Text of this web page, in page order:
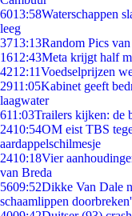
6013:58Waterschappen
leeg
3713:13Random Pics
1612:43Meta krijgt half
4212:11Voedselprijzen
2911:05Kabinet geeft
laagwater
611:03Trailers kijken: de
2410:54OM eist TBS
aardappelschilmesje
2410:18Vier
van Breda
5609:52Dikke Van Dale
schaamlippen doorbreken'